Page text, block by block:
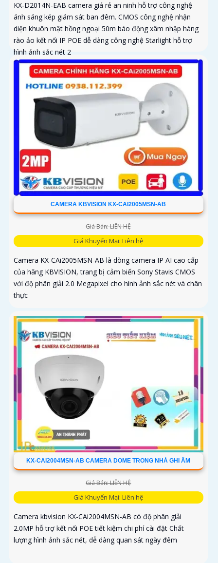
KX-D2014N-EAB camera giá rẻ an ninh hỗ trợ công nghệ
ánh sáng kép giám sát ban đêm. CMOS công nghệ nhận
diện khuôn mặt hồng ngoại 50m báo động xâm nhập hàng
rào ảo kết nối IP POE dễ dàng công nghệ Starlight hỗ trợ
hình ảnh sắc nét 2
CAMERA KBVISION KX-CAI2005MSN-AB
Giá Bán: LIÊN HỆ
Giá Khuyến Mại: Liên hệ
Camera KX-CAi2005MSN-AB là dòng camera IP AI cao cấp
của hãng KBVISION, trang bị cảm biến Sony Stavis CMOS
với độ phân giải 2.0 Megapixel cho hình ảnh sắc nét và chân
thực
KX-CAI2004MSN-AB CAMERA DOME TRONG NHÀ GHI ÂM
Giá Bán: LIÊN HỆ
Giá Khuyến Mại: Liên hệ
Camera kbvision KX-CAi2004MSN-AB có độ phân giải
2.0MP hỗ trợ kết nối POE tiết kiệm chi phí cài đặt Chất
lượng hình ảnh sắc nét, dễ dàng quan sát ngày đêm